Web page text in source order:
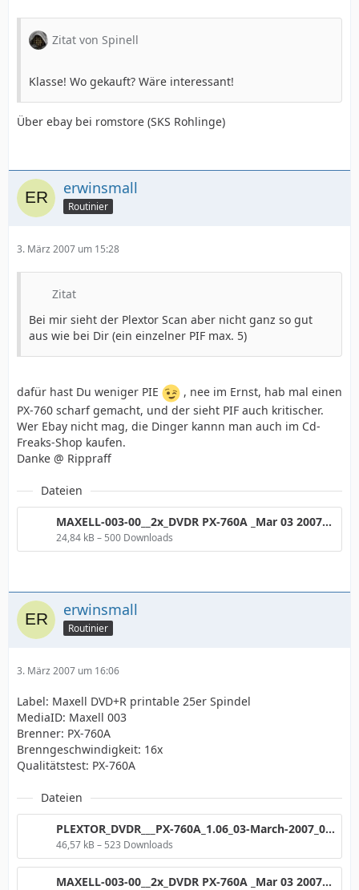
Zitat von Spinell
Klasse! Wo gekauft? Wäre interessant!
Über ebay bei romstore (SKS Rohlinge)
erwinsmall
Routinier
3. März 2007 um 15:28
Zitat
Bei mir sieht der Plextor Scan aber nicht ganz so gut
aus wie bei Dir (ein einzelner PIF max. 5)
dafür hast Du weniger PIE
, nee im Ernst, hab mal einen
PX-760 scharf gemacht, und der sieht PIF auch kritischer.
Wer Ebay nicht mag, die Dinger kannn man auch im Cd-
Freaks-Shop kaufen.
Danke @ Rippraff
Dateien
MAXELL-003-00__2x_DVDR PX-760A _Mar 03 2007_o_TA.png
24,84 kB – 500 Downloads
erwinsmall
Routinier
3. März 2007 um 16:06
Label: Maxell DVD+R printable 25er Spindel
MediaID: Maxell 003
Brenner: PX-760A
Brenngeschwindigkeit: 16x
Qualitätstest: PX-760A
Dateien
PLEXTOR_DVDR___PX-760A_1.06_03-March-2007_08_12.png
46,57 kB – 523 Downloads
MAXELL-003-00__2x_DVDR PX-760A _Mar 03 2007_o_TA.png